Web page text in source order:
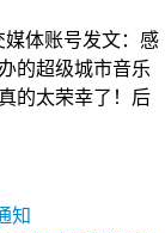
体账号发文：感
的超级城市音乐
太荣幸了！后
知